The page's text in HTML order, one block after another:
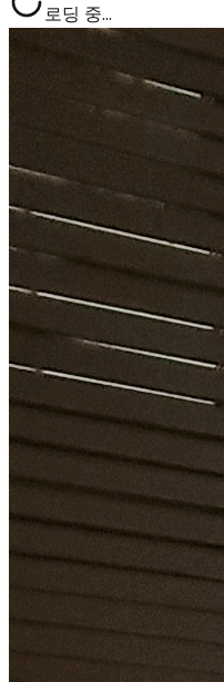
로딩 중...